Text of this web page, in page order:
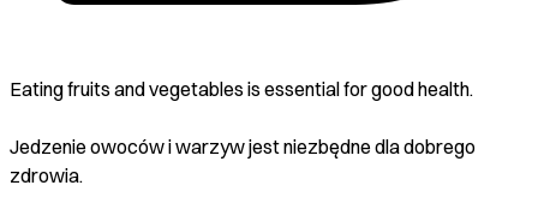
Eating fruits and vegetables is essential for good health.
Jedzenie owoców i warzyw jest niezbędne dla dobrego
zdrowia.